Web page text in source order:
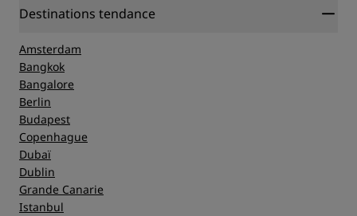
Destinations tendance
Amsterdam
Bangkok
Bangalore
Berlin
Budapest
Copenhague
Dubaï
Dublin
Grande Canarie
Istanbul